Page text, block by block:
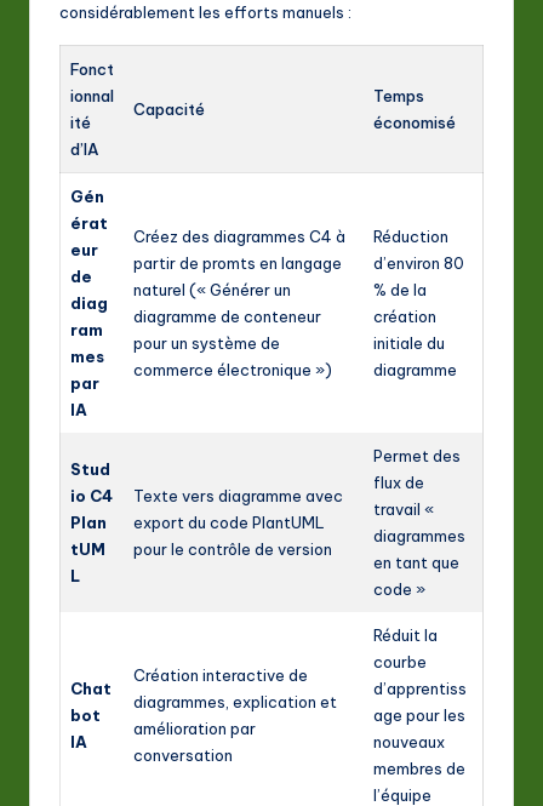
considérablement les efforts manuels :
Fonct
ionnal
ité
d’IA
Capacité
Temps
économisé
Gén
érat
eur
de
diag
ram
mes
par
IA
Créez des diagrammes C4 à
partir de promts en langage
naturel (« Générer un
diagramme de conteneur
pour un système de
commerce électronique »)
Réduction
d’environ 80
% de la
création
initiale du
diagramme
Stud
io C4
Plan
tUM
L
Texte vers diagramme avec
export du code PlantUML
pour le contrôle de version
Permet des
flux de
travail «
diagrammes
en tant que
code »
Chat
bot
IA
Création interactive de
diagrammes, explication et
amélioration par
conversation
Réduit la
courbe
d’apprentiss
age pour les
nouveaux
membres de
l’équipe